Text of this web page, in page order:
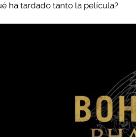
ha tardado tanto la película?